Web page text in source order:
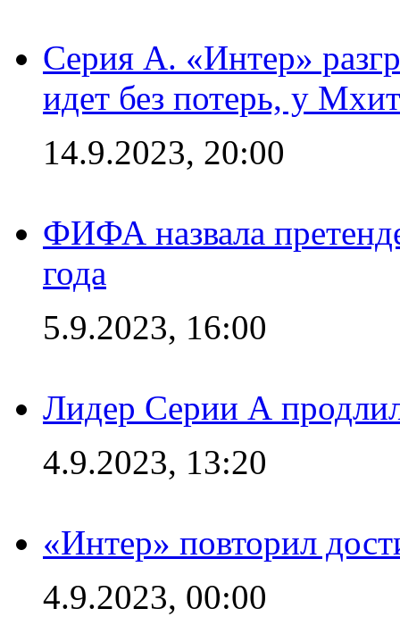
Серия А. «Интер»
идет без потерь, у
14.9.2023, 20:00
ФИФА назвала
года
5.9.2023, 16:00
Лидер Серии А
4.9.2023, 13:20
«Интер» повторил
4.9.2023, 00:00